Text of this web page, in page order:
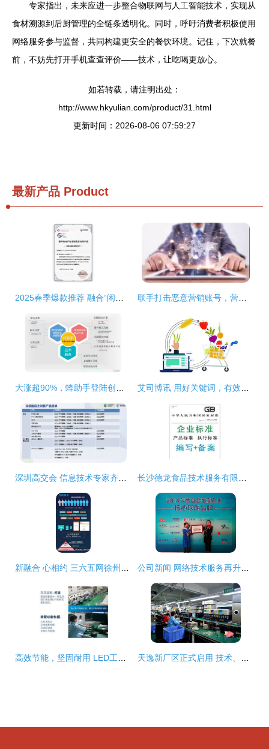
专家指出，未来应进一步整合物联网与人工智能技术，实现从
食材溯源到后厨管理的全链条透明化。同时，呼吁消费者积极使用
网络服务参与监督，共同构建更安全的餐饮环境。记住，下次就餐
前，不妨先打开手机查查评价——技术，让吃喝更放心。
如若转载，请注明出处：
http://www.hkyulian.com/product/31.html
更新时间：2026-08-06 07:59:27
最新产品 Product